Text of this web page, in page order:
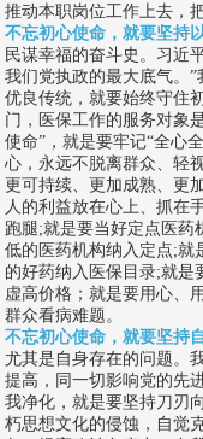
推动本职岗位工作上去，
不忘初心使命，就要坚持
民谋幸福的奋斗史。习近
我们党执政的最大底气。
优良传统，就要始终守住
门，医保工作的服务对象
使命”，就是要牢记“全心
心，永远不脱离群众、轻
更可持续、更加成熟、更
人的利益放在心上、抓在
跑腿;就是要当好定点医药
低的医药机构纳入定点;就
的好药纳入医保目录;就是
虚高价格；就是要用心、
群众看病难题。
不忘初心使命，就要坚持
尤其是自身存在的问题。
提高，同一切影响党的先
我净化，就是要坚持刀刃
朽思想文化的侵蚀，自觉